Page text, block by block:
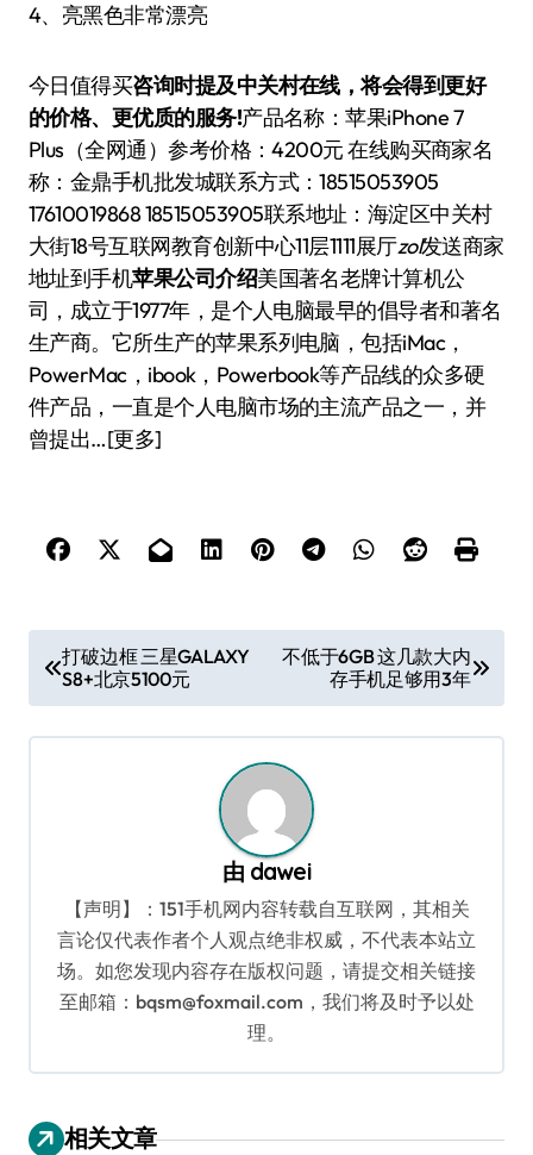
4、亮黑色非常漂亮
今日值得买咨询时提及中关村在线，将会得到更好
的价格、更优质的服务!产品名称：苹果iPhone 7
Plus（全网通）参考价格：4200元 在线购买商家名
称：金鼎手机批发城联系方式：18515053905
17610019868 18515053905联系地址：海淀区中关村
大街18号互联网教育创新中心11层1111展厅zol发送商家
地址到手机苹果公司介绍美国著名老牌计算机公
司，成立于1977年，是个人电脑最早的倡导者和著名
生产商。它所生产的苹果系列电脑，包括iMac，
PowerMac，ibook，Powerbook等产品线的众多硬
件产品，一直是个人电脑市场的主流产品之一，并
曾提出…[更多]
章
导
打破边框 三星GALAXY
S8+北京5100元
不低于6GB 这几款大内
存手机足够用3年
由 dawei
【声明】：151手机网内容转载自互联网，其相关
言论仅代表作者个人观点绝非权威，不代表本站立
场。如您发现内容存在版权问题，请提交相关链接
至邮箱：bqsm@foxmail.com，我们将及时予以处
理。
相关文章